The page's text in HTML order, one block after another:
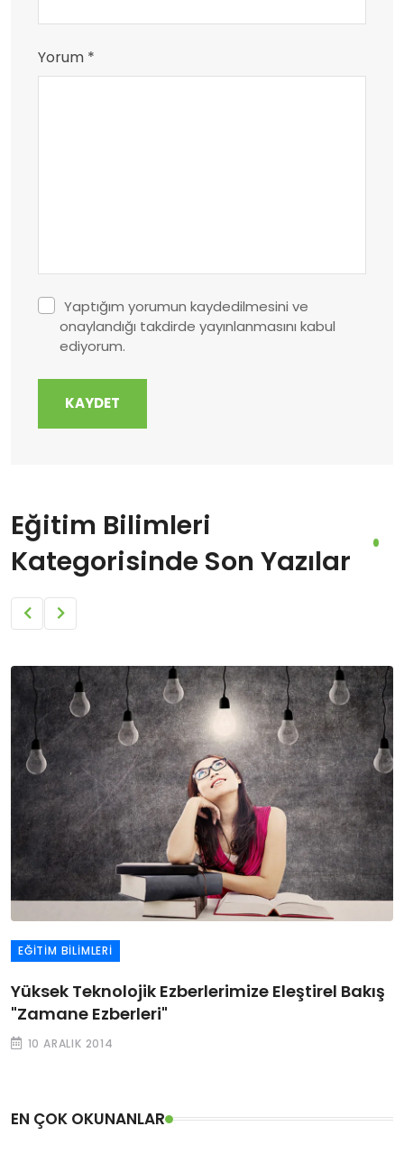
Yorum *
Yaptığım yorumun kaydedilmesini ve
onaylandığı takdirde yayınlanmasını kabul
ediyorum.
KAYDET
Eğitim Bilimleri
Kategorisinde Son Yazılar
EĞITIM BILIMLERI
Yüksek Teknolojik Ezberlerimize Eleştirel Bakış
"Zamane Ezberleri"
10 ARALIK 2014
EN ÇOK OKUNANLAR